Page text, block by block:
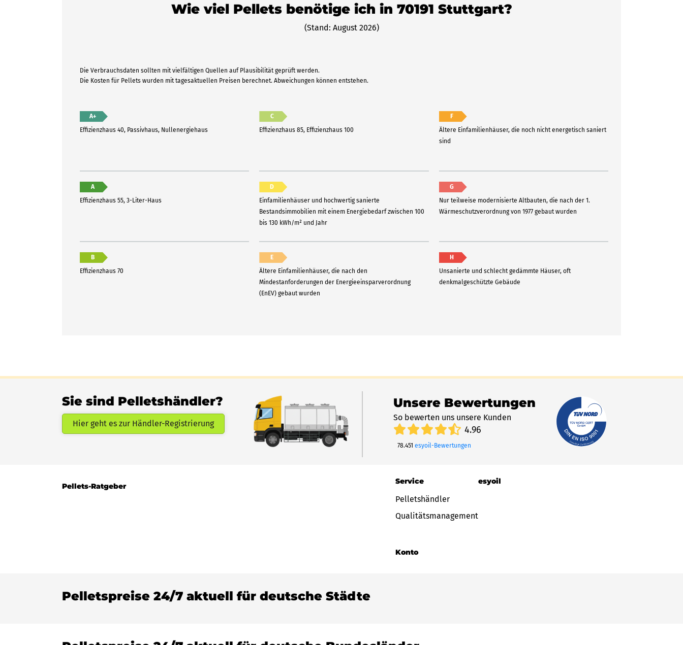
Wie viel Pellets benötige ich in 70191 Stuttgart?
(Stand: August 2026)
Die Verbrauchsdaten sollten mit vielfältigen Quellen auf Plausibilität geprüft werden.
Die Kosten für Pellets wurden mit tagesaktuellen Preisen berechnet. Abweichungen können entstehen.
A+
Effizienzhaus 40, Passivhaus, Nullenergiehaus
A
Effizienzhaus 55, 3-Liter-Haus
B
Effizienzhaus 70
C
Effizienzhaus 85, Effizienzhaus 100
D
Einfamilienhäuser und hochwertig sanierte
Bestandsimmobilien mit einem Energiebedarf zwischen 100
bis 130 kWh/m² und Jahr
E
Ältere Einfamilienhäuser, die nach den
Mindestanforderungen der Energieeinsparverordnung
(EnEV) gebaut wurden
F
Ältere Einfamilienhäuser, die noch nicht energetisch saniert
sind
G
Nur teilweise modernisierte Altbauten, die nach der 1.
Wärmeschutzverordnung von 1977 gebaut wurden
H
Unsanierte und schlecht gedämmte Häuser, oft
denkmalgeschützte Gebäude
Sie sind Pelletshändler?
Hier geht es zur Händler-Registrierung
Unsere Bewertungen
So bewerten uns unsere Kunden
4.96
78.451 esyoil-Bewertungen
Pellets-Ratgeber
Service
Pelletshändler
Qualitätsmanagement
Konto
esyoil
Pelletspreise 24/7 aktuell für deutsche Städte